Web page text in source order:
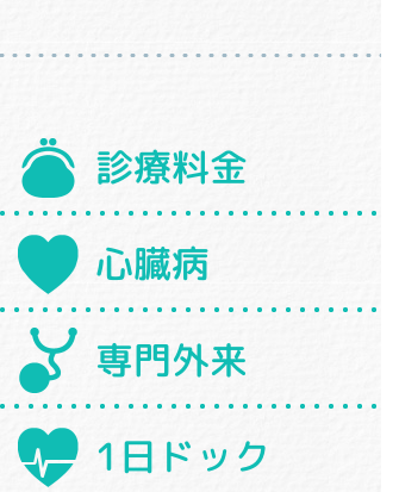
診療料金
心臓病
専門外来
1日ドック